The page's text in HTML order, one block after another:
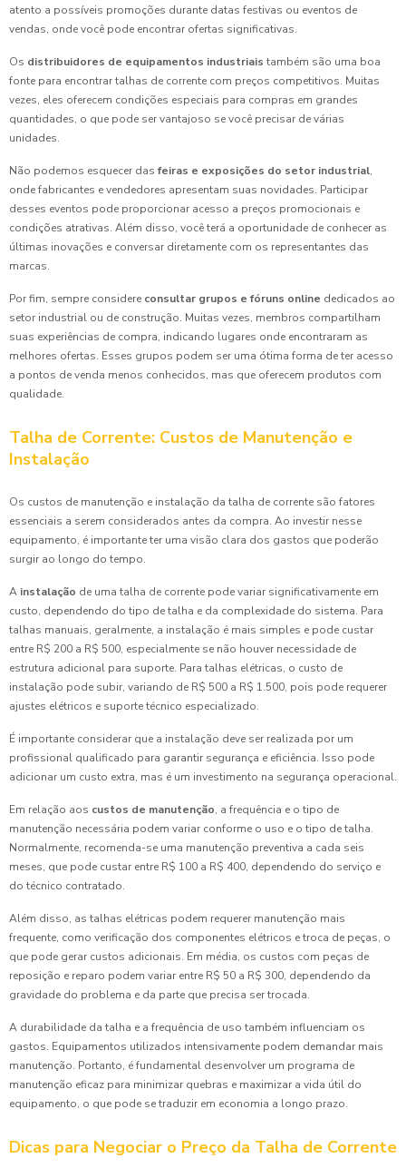
atento a possíveis promoções durante datas festivas ou eventos de
vendas, onde você pode encontrar ofertas significativas.
Os distribuidores de equipamentos industriais também são uma boa
fonte para encontrar talhas de corrente com preços competitivos. Muitas
vezes, eles oferecem condições especiais para compras em grandes
quantidades, o que pode ser vantajoso se você precisar de várias
unidades.
Não podemos esquecer das feiras e exposições do setor industrial,
onde fabricantes e vendedores apresentam suas novidades. Participar
desses eventos pode proporcionar acesso a preços promocionais e
condições atrativas. Além disso, você terá a oportunidade de conhecer as
últimas inovações e conversar diretamente com os representantes das
marcas.
Por fim, sempre considere consultar grupos e fóruns online dedicados ao
setor industrial ou de construção. Muitas vezes, membros compartilham
suas experiências de compra, indicando lugares onde encontraram as
melhores ofertas. Esses grupos podem ser uma ótima forma de ter acesso
a pontos de venda menos conhecidos, mas que oferecem produtos com
qualidade.
Talha de Corrente: Custos de Manutenção e
Instalação
Os custos de manutenção e instalação da talha de corrente são fatores
essenciais a serem considerados antes da compra. Ao investir nesse
equipamento, é importante ter uma visão clara dos gastos que poderão
surgir ao longo do tempo.
A instalação de uma talha de corrente pode variar significativamente em
custo, dependendo do tipo de talha e da complexidade do sistema. Para
talhas manuais, geralmente, a instalação é mais simples e pode custar
entre R$ 200 a R$ 500, especialmente se não houver necessidade de
estrutura adicional para suporte. Para talhas elétricas, o custo de
instalação pode subir, variando de R$ 500 a R$ 1.500, pois pode requerer
ajustes elétricos e suporte técnico especializado.
É importante considerar que a instalação deve ser realizada por um
profissional qualificado para garantir segurança e eficiência. Isso pode
adicionar um custo extra, mas é um investimento na segurança operacional.
Em relação aos custos de manutenção, a frequência e o tipo de
manutenção necessária podem variar conforme o uso e o tipo de talha.
Normalmente, recomenda-se uma manutenção preventiva a cada seis
meses, que pode custar entre R$ 100 a R$ 400, dependendo do serviço e
do técnico contratado.
Além disso, as talhas elétricas podem requerer manutenção mais
frequente, como verificação dos componentes elétricos e troca de peças, o
que pode gerar custos adicionais. Em média, os custos com peças de
reposição e reparo podem variar entre R$ 50 a R$ 300, dependendo da
gravidade do problema e da parte que precisa ser trocada.
A durabilidade da talha e a frequência de uso também influenciam os
gastos. Equipamentos utilizados intensivamente podem demandar mais
manutenção. Portanto, é fundamental desenvolver um programa de
manutenção eficaz para minimizar quebras e maximizar a vida útil do
equipamento, o que pode se traduzir em economia a longo prazo.
Dicas para Negociar o Preço da Talha de Corrente